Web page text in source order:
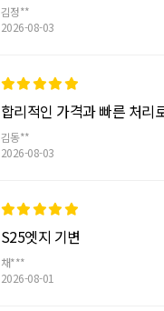
김정**
2026-08-03
김동**
2026-08-03
S25엣지 기변
채***
2026-08-01